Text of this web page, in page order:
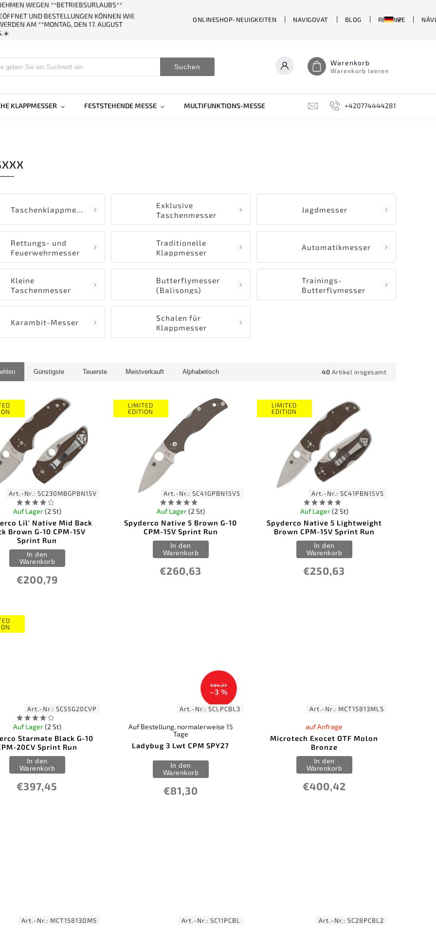
WEGEN **BETRIEBSURLAUBS**
UND BESTELLUNGEN KÖNNEN WIE
AM **MONTAG, DEN 17. AUGUST
ONLINESHOP-NEUIGKEITEN NAVIGOVAT BLOG RECENZE
Suchen Warenkorb
Warenkorb leeren
KLAPPMESSER FESTSTEHENDE MESSE MULTIFUNKTIONS-MESSER LIMITIERTE EDITIONEN+420774444281
Exklusive
Taschenmesser
Jagdmesser
Rettungs- und
Feuerwehrmesser
Traditionelle
Klappmesser
Automatikmesser
Kleine
Taschenmesser
Butterflymesser
(Balisongs)
Trainings-
Butterflymesser
(Balisong)
Karambit-Messer
Schalen für
Klappmesser
Günstigste Teuerste Meistverkauft Alphabetisch 40 Artikel insgesamt
Art.-Nr.:SC230MBGPBN15V
Lil' Native Mid Back
Brown G-10 CPM-15V
Sprint Run
Auf Lager(2 St)
€200,79
In den
Warenkorb
LIMITED
EDITION
Art.-Nr.:SC41GPBN15V5
Spyderco Native 5 Brown G-10
CPM-15V Sprint Run
Auf Lager(2 St)
€260,63
In den
Warenkorb
LIMITED
EDITION
Art.-Nr.:SC41PBN15V5
Spyderco Native 5 Lightweight
Brown CPM-15V Sprint Run
Auf Lager(2 St)
€250,63
In den
Warenkorb
Art.-Nr.:SC55G20CVP
Starmate Black G-10
20CV Sprint Run
Auf Lager(2 St)
€397,45
In den
Warenkorb
€84,27
–3 %
Art.-Nr.:SCLPCBL3
Ladybug 3 Lwt CPM SPY27
Auf Bestellung, normalerweise 15
Tage
€81,30
In den
Warenkorb
Art.-Nr.: MCT15813MLS
Microtech Exocet OTF Molon
Bronze
auf Anfrage
€400,42
In den
Warenkorb
Art.-Nr.: MCT15813DMS Art.-Nr.:SC11PCBL Art.-Nr.:SC28PCBL2